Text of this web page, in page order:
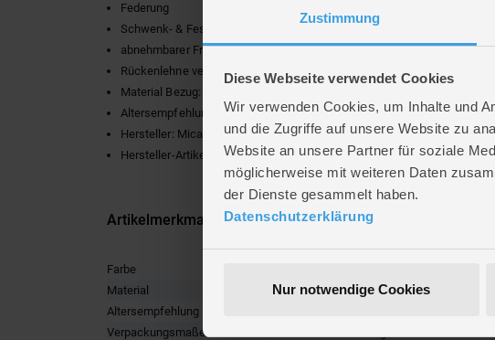
Zustimmung
Diese Webseite verwendet Cookies
Wir verwenden Cookies, um Inhalte und
und die Zugriffe auf unsere Website zu
Website an unsere Partner für soziale
möglicherweise mit weiteren Daten
der Dienste gesammelt haben.
Datenschutzerklärung
Nur notwendige Cookies
Federung
Schwenk- & Feststellbare Vorderräder
abnehmbarer Frontbügel
Rückenlehne verstellbar
Material Bezug: 100% Polyester
Altersempfehlung: ab 6 Monaten
Hersteller: Mica
Hersteller-Artikelnr.: RO105-07
Artikelmerkmale
Farbe
Material
Polyester
Altersempfehlung
Verpackungsmaße